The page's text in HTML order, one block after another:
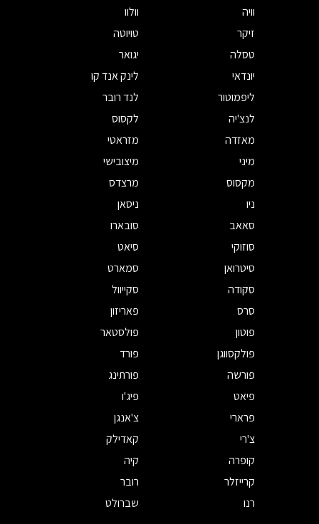
וויה
וולוו
זיקר
טויוטה
טסלה
יגואר
יונדאי
לינק אנד קו
ליפמוטור
לנד רובר
לנצ'יה
לקסוס
מאזדה
מזראטי
מיני
מיצובישי
מקסוס
מרצדס
ניו
ניסאן
סאאב
סובארו
סוזוקי
סיאט
סיטרואן
סמארט
סקודה
סקייוול
סרס
פאריזון
פוטון
פולסטאר
פולקסווגן
פורד
פורשה
פורתינג
פיאט
פיג'ו
פרארי
צ'אנגן
צ'רי
קאדילק
קופרה
קיה
קרייזלר
רובר
רנו
שברולט